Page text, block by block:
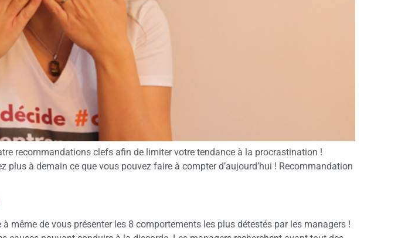
recommandations clefs afin de limiter votre tendance à la procrastination !
plus à demain ce que vous pouvez faire à compter d’aujourd’hui ! Recommandation
même de vous présenter les 8 comportements les plus détestés par les managers !